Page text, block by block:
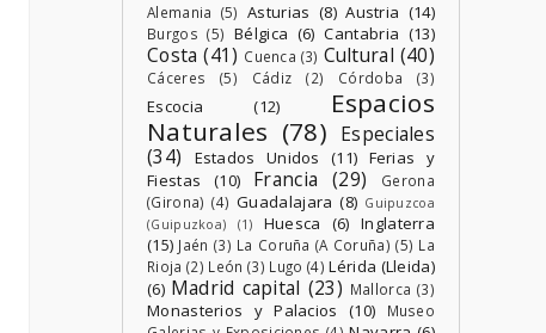
Alemania (5) Asturias (8) Austria (14)
Burgos (5) Bélgica (6) Cantabria (13)
Costa (41) Cuenca (3) Cultural (40)
Cáceres (5) Cádiz (2) Córdoba (3)
Escocia (12)
Espacios
Naturales (78) Especiales
(34)
Estados Unidos (11) Ferias y
Fiestas
(10) Francia (29)
Gerona
(Girona) (4) Guadalajara (8) Guipuzcoa
(Guipuzkoa)
(1) Huesca (6) Inglaterra
(15) Jaén (3) La Coruña (A Coruña) (5) La
Rioja (2) León (3) Lugo (4) Lérida (Lleida)
(6) Madrid capital (23) Mallorca (3)
Monasterios y Palacios (10)
Museo